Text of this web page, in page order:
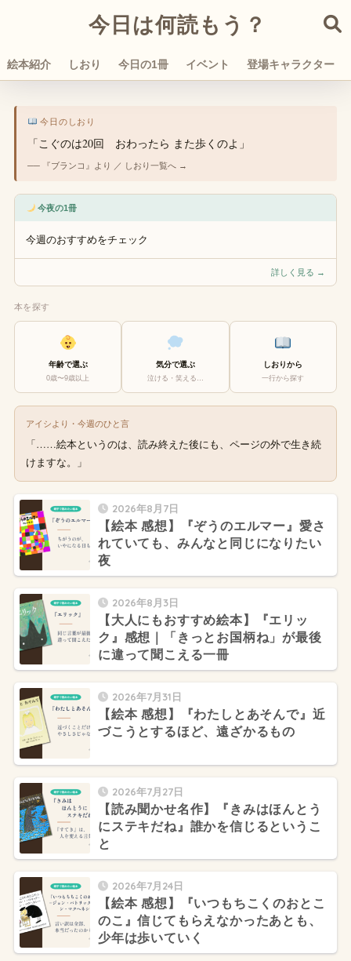
今日は何読もう？
絵本紹介 しおり 今日の1冊 イベント 登場キャラクター
今日のしおり
「こぐのは20回 おわったら また歩くのよ」
── 『ブランコ』より ／ しおり一覧へ →
今夜の1冊
今週のおすすめをチェック
詳しく見る →
本を探す
年齢で選ぶ
0歳〜9歳以上
気分で選ぶ
泣ける・笑える…
しおりから
一行から探す
アイシより・今週のひと言
「……絵本というのは、読み終えた後にも、ページの外で生き続
けますな。」
2026年8月7日
【絵本 感想】『ぞうのエルマー』愛さ
れていても、みんなと同じになりたい
夜
2026年8月3日
【大人にもおすすめ絵本】『エリッ
ク』感想｜「きっとお国柄ね」が最後
に違って聞こえる一冊
2026年7月31日
【絵本 感想】『わたしとあそんで』近
づこうとするほど、遠ざかるもの
2026年7月27日
【読み聞かせ名作】『きみはほんとう
にステキだね』誰かを信じるというこ
と
2026年7月24日
【絵本 感想】『いつもちこくのおとこ
のこ』信じてもらえなかったあとも、
少年は歩いていく